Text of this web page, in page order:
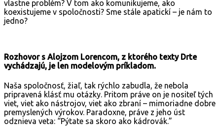
vlastne problém? V tom ako komunikujeme, ako
koexistujeme v spoločnosti? Sme stále apatickí – je nám to
jedno?
Rozhovor s Alojzom Lorencom, z ktorého texty Drte
vychádzajú, je len modelovým príkladom.
Naša spoločnosť, žiaľ, tak rýchlo zabudla, že nebola
pripravená klásť mu otázky. Pritom práve on je nositeľ tých
viet, viet ako nástrojov, viet ako zbraní – mimoriadne dobre
premyslených výrokov. Paradoxne, práve z jeho úst
odznieva veta: “Pýtate sa skoro ako kádrovák.”